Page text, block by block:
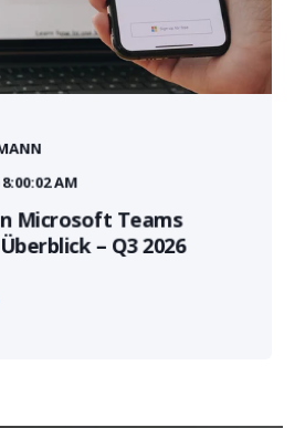
AM
Microsoft Teams
– Q3 2026